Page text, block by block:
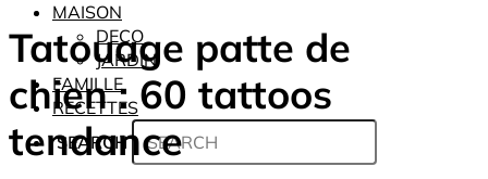
MAISON
DECO
JARDIN
FAMILLE
RECETTES
SEARCH
Tatouage patte de
chien : 60 tattoos
tendance